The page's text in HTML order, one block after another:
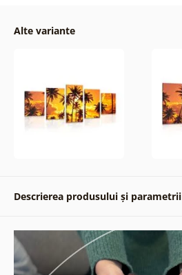
Alte variante
Descrierea produsului și parametrii